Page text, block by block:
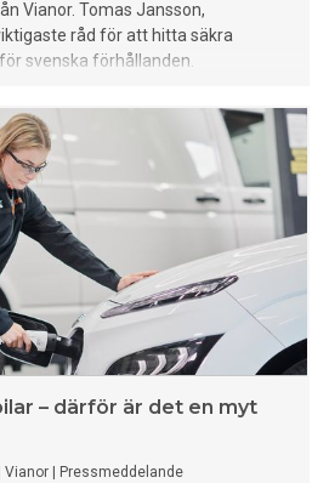
Vianor. Tomas Jansson,
råd för att hitta säkra
svenska förhållanden.
– därför är det en myt
Vianor Pressmeddelande